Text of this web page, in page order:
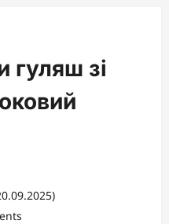
гуляш зі